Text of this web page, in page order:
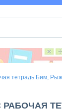
тетрадь Бим,
РАБОЧАЯ